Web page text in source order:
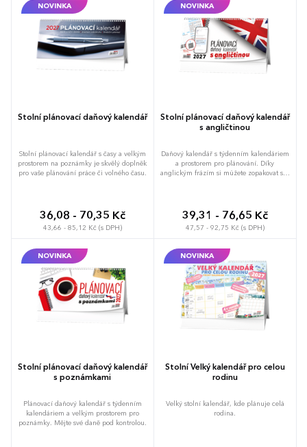
liště kalendáře je malý tříměsíční přehled
s vyznačeným aktuálním týdnem.
Obsahuje také daňový přehled pro
snadnou orientaci v důležitých termínech.
Formát: 290 x 152 mm vlastní listy
kalendáře a 290 x 210 mm je rozměr se
stojánkem. Kalendář má 60 listů.
umožňuje snadnou přípravu na další
týden. Speciální sekce pro daňový přehled
pomáhá sledovat důležité daňové termíny
a povinnosti. V dolní části každého listu se
nachází měsíční přehled s vyznačeným
aktuálním týdnem, což poskytuje rychlý
pohled na celý měsíc. Praktický formát
NOVINKA
Stolní plánovací daňový kalendář
Stolní plánovací kalendář s časy a velkým
prostorem na poznámky je skvělý doplněk
pro vaše plánování práce či volného času.
36,08 - 70,35 Kč
43,66 - 85,12 Kč (s DPH)
NOVINKA
Stolní plánovací daňový kalendář
s angličtinou
Daňový kalendář s týdenním kalendáriem
a prostorem pro plánování. Díky
anglickým frázím si můžete zopakovat své
39,31 - 76,65 Kč
47,57 - 92,75 Kč (s DPH)
NOVINKA
Stolní plánovací daňový kalendář
s poznámkami
Plánovací daňový kalendář s týdenním
kalendáriem a velkým prostorem pro
poznámky. Mějte své daně pod kontrolou.
NOVINKA
Stolní Velký kalendář pro celou
rodinu
Velký stolní kalendář, kde plánuje celá
rodina.